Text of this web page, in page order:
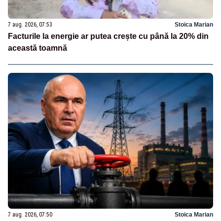
7 aug. 2026, 07:53 Stoica Marian
Facturile la energie ar putea crește cu până la 20% din
această toamnă
7 aug. 2026, 07:50 Stoica Marian